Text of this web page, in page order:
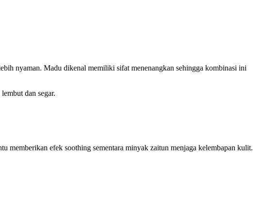
nyaman. Madu dikenal memiliki sifat menenangkan sehingga kombinasi ini
dan segar.
memberikan efek soothing sementara minyak zaitun menjaga kelembapan kulit.